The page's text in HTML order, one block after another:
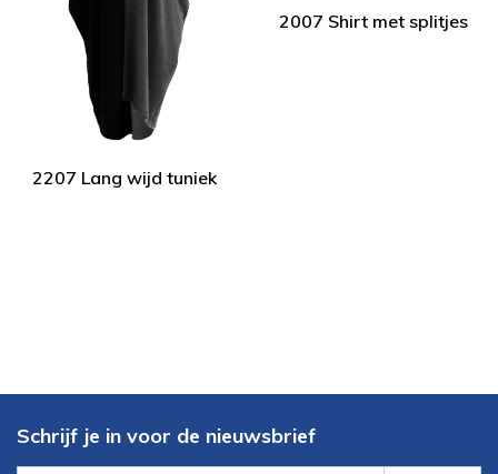
2207 Lang wijd tuniek
2007 Shirt met splitjes
Schrijf je in voor de nieuwsbrief